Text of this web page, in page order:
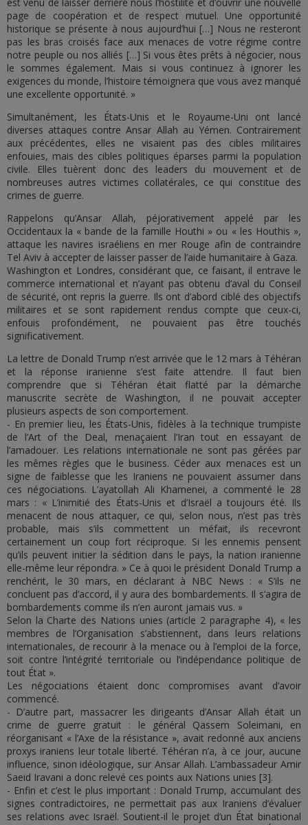
page de coopération et de respect mutuel. Une opportunité
historique se présente à nous aujourd’hui […] Nous ne resteront
pas les bras croisés face aux menaces de votre régime contre
notre peuple ou nos alliés […] Si vous êtes prêts à négocier, nous
le sommes également. Mais si vous continuez à ignorer les
exigences du monde, l’histoire témoignera que vous avez manqué
une excellente opportunité. »
Simultanément, les États-Unis et le Royaume-Uni ont lancé
diverses attaques contre Ansar Allah au Yémen. Contrairement
aux précédentes, elles ne visaient pas des cibles militaires
enfouies, mais des cibles politiques éparses parmi la population
civile. Elles tuèrent donc des leaders du mouvement et de
nombreuses autres victimes collatérales, ce qui constitue des
crimes de guerre.
Rappelons qu’Ansar Allah, péjorativement appelé par les
Occidentaux la « bande de la famille Houthi » ou « les Houthis »,
attaque les navires israéliens en mer Rouge afin de contraindre
Tel Aviv à accepter de laisser passer de l’aide humanitaire à Gaza.
Washington et Londres, considérant que, ce faisant, il entrave le
commerce international et n’ayant pas obtenu d’aval du Conseil
de sécurité, ont repris la guerre. Ils ont d’abord ciblé des objectifs
militaires et se sont rapidement rendus compte que ceux-ci,
enfouis profondément, ne pouvaient pas être touchés
significativement.
La lettre de Donald Trump n’est arrivée que le 12 mars à Téhéran
et la réponse iranienne s’est faite attendre. Il faut bien
comprendre que si Téhéran était flatté par la démarche
manuscrite secrète de Washington, il ne pouvait accepter
plusieurs aspects de son comportement.
- En premier lieu, les États-Unis, fidèles à la technique trumpiste
de l’Art of the Deal, menaçaient l’Iran tout en essayant de
l’amadouer. Les relations internationale ne sont pas gérées par
les mêmes règles que le business. Céder aux menaces est un
signe de faiblesse que les Iraniens ne pouvaient assumer dans
ces négociations. L’ayatollah Ali Khamenei, a commenté le 28
mars : « L’inimitié des États-Unis et d’Israël a toujours été. Ils
menacent de nous attaquer, ce qui, selon nous, n’est pas très
probable, mais s’ils commettent un méfait, ils recevront
certainement un coup fort réciproque. Si les ennemis pensent
qu’ils peuvent initier la sédition dans le pays, la nation iranienne
elle-même leur répondra. » Ce à quoi le président Donald Trump a
renchérit, le 30 mars, en déclarant à NBC News : « S’ils ne
concluent pas d’accord, il y aura des bombardements. Il s’agira de
bombardements comme ils n’en auront jamais vus. »
Selon la Charte des Nations unies (article 2 paragraphe 4), « les
membres de l’Organisation s’abstiennent, dans leurs relations
internationales, de recourir à la menace ou à l’emploi de la force,
soit contre l’intégrité territoriale ou l’indépendance politique de
tout État ».
Les négociations étaient donc compromises avant d’avoir
commencé.
- D’autre part, massacrer les dirigeants d’Ansar Allah était un
crime de guerre gratuit : le général Qassem Soleimani, en
réorganisant « l’Axe de la résistance », avait redonné aux anciens
proxys iraniens leur totale liberté. Téhéran n’a, à ce jour, aucune
influence, sinon idéologique, sur Ansar Allah. L’ambassadeur Amir
Saeid Iravani a donc relevé ces points aux Nations unies [3].
- Enfin et c’est le plus important : Donald Trump, accumulant des
signes contradictoires, ne permettait pas aux Iraniens d’évaluer
ses relations avec Israël. Soutient-il le projet d’un État binational